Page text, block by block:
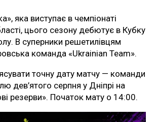
яка виступає в чемпіонаті
цього сезону дебютує в Кубку
В суперники решетилівцям
команда «Ukrainian Team».
точну дату матчу — команди
дев’ятого серпня у Дніпрі на
резерви». Початок мату о 14:00.